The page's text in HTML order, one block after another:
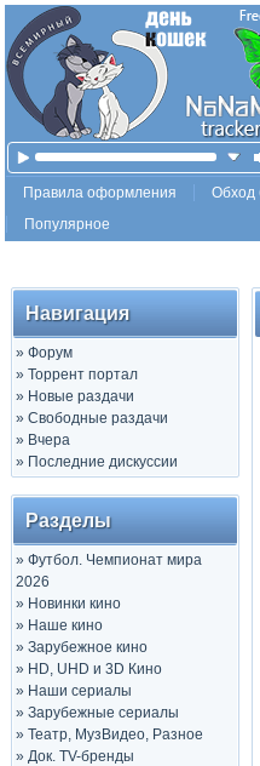
Правила оформления
Обход
Популярное
Навигация
» Форум
» Торрент портал
» Новые раздачи
» Свободные раздачи
» Вчера
» Последние дискуссии
Разделы
» Футбол. Чемпионат мира
2026
» Новинки кино
» Наше кино
» Зарубежное кино
» HD, UHD и 3D Кино
» Наши сериалы
» Зарубежные сериалы
» Театр, МузВидео, Разное
» Док. TV-бренды